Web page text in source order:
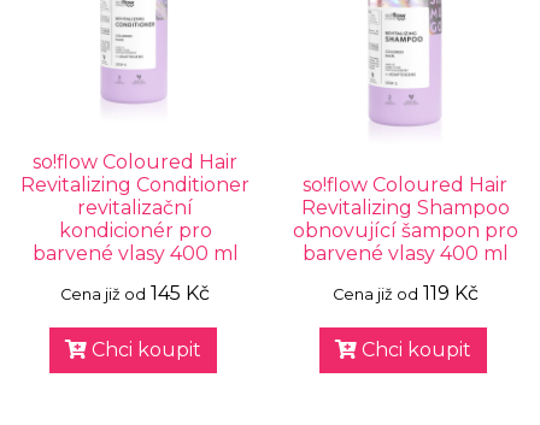
so!flow Coloured Hair
Revitalizing Conditioner
revitalizační
kondicionér pro
barvené vlasy 400 ml
Cena již od 145 Kč
Chci koupit
so!flow Coloured Hair
Revitalizing Shampoo
obnovující šampon pro
barvené vlasy 400 ml
Cena již od 119 Kč
Chci koupit